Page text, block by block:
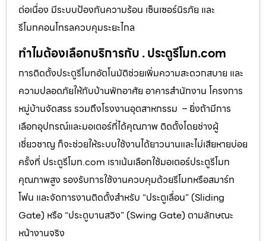
ต่อเนื่อง มีระบบป้องกันความร้อน เซ็นเซอร์นิรภัย และ
รีโมทคอนโทรลควบคุมระยะไกล
ทำไมต้องเลือกบริการกับ . ประตูรีโมท.com
การติดตั้งประตูรีโมทอัตโนมัติช่วยเพิ่มความสะดวกสบาย และ
ความปลอดภัยให้กับบ้านพักอาศัย อาคารสำนักงาน โครงการ
หมู่บ้านจัดสรร รวมถึงโรงงานอุตสาหกรรม – ยิ่งถ้ามีการ
เลือกอุปกรณ์และมอเตอร์ที่ได้คุณภาพ ติดตั้งโดยช่างผู้
เชี่ยวชาญ ก็จะช่วยให้ระบบใช้งานได้ยาวนานและไม่เสียหายบ่อย
ครั้งที่ ประตูรีโมท.com เราเน้นเลือกใช้มอเตอร์ประตูรีโมท
คุณภาพสูง รองรับการใช้งานควบคุมด้วยรีโมทหรือสมาร์ท
โฟน และจัดการงานติดตั้งสำหรับ “ประตูเลื่อน” (Sliding
Gate) หรือ “ประตูบานสวิง” (Swing Gate) ตามลักษณะ
หน้างานจริง